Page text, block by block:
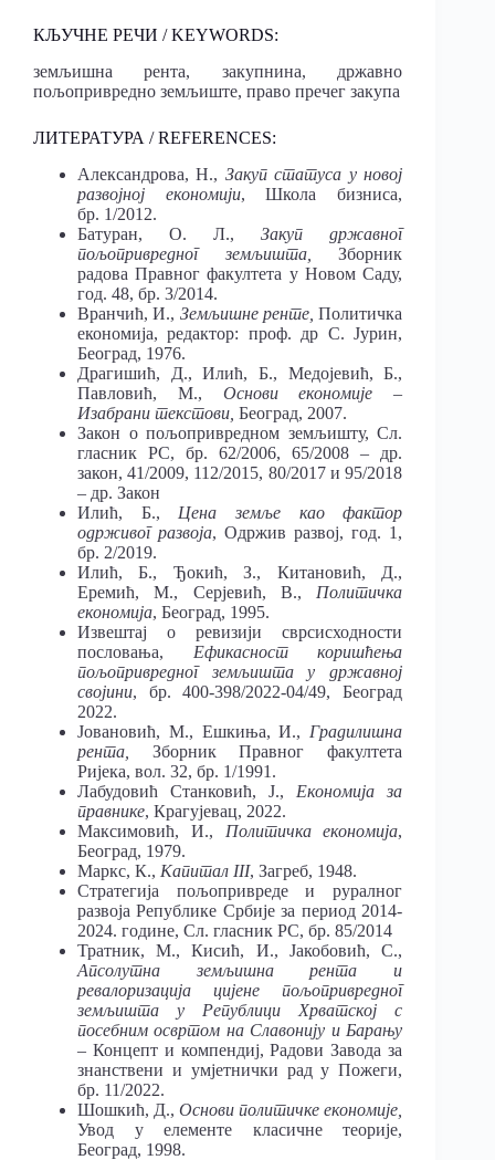
КЉУЧНЕ РЕЧИ / KEYWORDS:
земљишна рента, закупнина, државно
пољопривредно земљиште, право пречег закупа
ЛИТЕРАТУРА / REFERENCES:
Александрова, Н., Закуп статуса у новој
развојној економији, Школа бизниса,
бр. 1/2012.
Батуран, О. Л.,Закуп државног
пољопривредног земљишта,
Зборник
радова Правног факултета у Новом Саду,
год. 48, бр. 3/2014.
Вранчић, И., Земљишне ренте, Политичка
економија, редактор: проф. др С. Јурин,
Београд, 1976.
Драгишић, Д., Илић, Б., Медојевић, Б.,
Павловић, М., Основи економије –
Изабрани текстови, Београд, 2007.
Закон о пољопривредном земљишту, Сл.
гласник РС, бр. 62/2006, 65/2008 – др.
закон, 41/2009, 112/2015, 80/2017 и 95/2018
– др. Закон
Илић, Б., Цена земље као фактор
одрживог развоја, Одржив развој, год. 1,
бр. 2/2019.
Илић, Б., Ђокић, З., Китановић, Д.,
Еремић, М., Серјевић, В., Политичка
економија, Београд, 1995.
Извештај о ревизији сврсисходности
пословања, Ефикасност коришћења
пољопривредног земљишта у државној
својини, бр. 400-398/2022-04/49, Београд
2022.
Јовановић, М., Ешкиња, И., Градилишна
рента,
Зборник Правног факултета
Ријека, вол. 32, бр. 1/1991.
Лабудовић Станковић, Ј., Економија за
правнике, Крагујевац, 2022.
Максимовић, И., Политичка економија,
Београд, 1979.
Маркс, К., Капитал III, Загреб, 1948.
Стратегија пољопривреде и руралног
развоја Републике Србије за период 2014-
2024. године, Сл. гласник РС, бр. 85/2014
Тратник, М., Кисић, И., Јакобовић, С.,
Апсолутна земљишна рента и
ревалоризација цијене пољопривредног
земљишта у Републици Хрватској с
посебним освртом на Славонију и Барању
– Концепт и компендиј, Радови Завода за
знанствени и умјетнички рад у Пожеги,
бр. 11/2022.
Шошкић, Д.,Основи политичке економије,
Увод у елементе класичне теорије,
Београд, 1998.